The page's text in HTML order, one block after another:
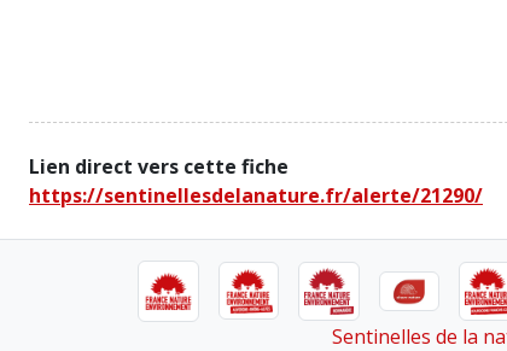
Lien direct vers cette fiche
https://sentinellesdelanature.fr/alerte/21290/
Sentinelles de la